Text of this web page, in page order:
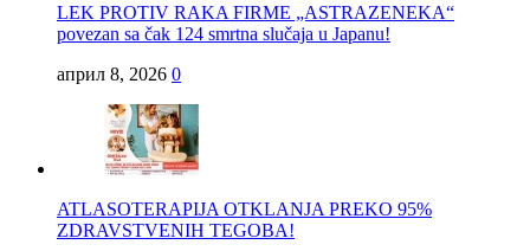
LEK PROTIV RAKA FIRME „ASTRAZENEKA“
povezan sa čak 124 smrtna slučaja u Japanu!
април 8, 2026 0
ATLASOTERAPIJA OTKLANJA PREKO 95%
ZDRAVSTVENIH TEGOBA!